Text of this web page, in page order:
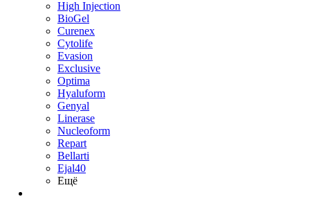
High Injection
BioGel
Curenex
Cytolife
Evasion
Exclusive
Optima
Hyaluform
Genyal
Linerase
Nucleoform
Repart
Bellarti
Ejal40
Ещё